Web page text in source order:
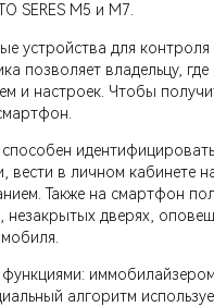
SERES M5 и М7.
устройства для
позволяет
и настроек. Чтобы
в личном кабинете
Также на смартфон
дверях,
алгоритм